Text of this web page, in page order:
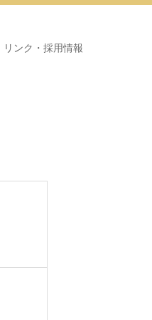
リンク・採用情報